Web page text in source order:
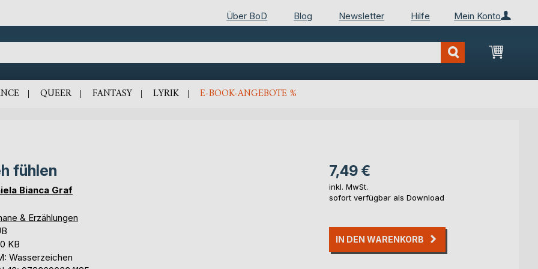
Mein Konto
Über BoD Blog Newsletter Hilfe
Mein
QUEER FANTASY LYRIK E-BOOK-ANGEBOTE %
fühlen
Bianca Graf
& Erzählungen
KB
Wasserzeichen
7,49 €
inkl. MwSt.
sofort verfügbar als Download
IN DEN WARENKORB